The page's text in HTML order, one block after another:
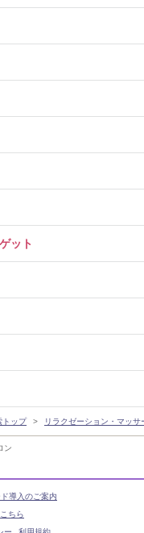
ン
ット
トップ リラクゼーション・マッ
導入のご案内
ちら